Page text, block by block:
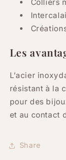
Colliers
Les
L’acier
résistant à la
pour des
et au contact
Share